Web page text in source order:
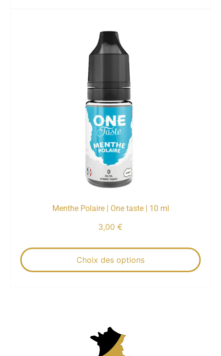
Menthe Polaire | One taste | 10 ml
3,00 €
Choix des options